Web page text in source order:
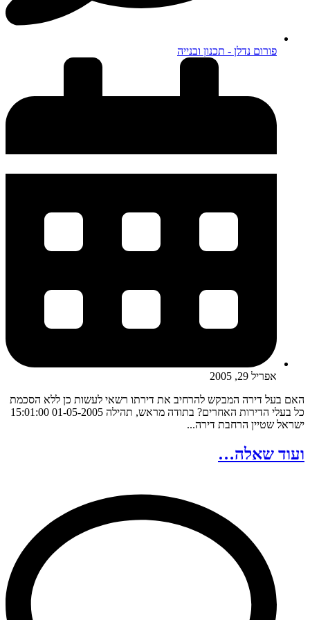
פורום נדלן - תכנון ובנייה
אפריל 29, 2005
האם בעל דירה המבקש להרחיב את דירתו רשאי לעשות כן ללא הסכמת
כל בעלי הדירות האחרים? בתודה מראש, תהילה 01-05-2005 15:01:00
ישראל שטיין הרחבת דירה...
ועוד שאלה…